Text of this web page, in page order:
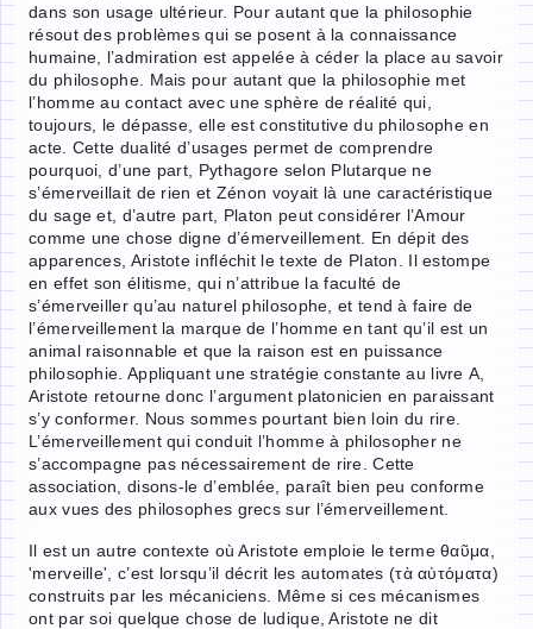
dans son usage ultérieur. Pour autant que la philosophie
résout des problèmes qui se posent à la connaissance
humaine, l’admiration est appelée à céder la place au savoir
du philosophe. Mais pour autant que la philosophie met
l’homme au contact avec une sphère de réalité qui,
toujours, le dépasse, elle est constitutive du philosophe en
acte. Cette dualité d’usages permet de comprendre
pourquoi, d’une part, Pythagore selon Plutarque ne
s’émerveillait de rien et Zénon voyait là une caractéristique
du sage et, d’autre part, Platon peut considérer l’Amour
comme une chose digne d’émerveillement. En dépit des
apparences, Aristote infléchit le texte de Platon. Il estompe
en effet son élitisme, qui n’attribue la faculté de
s’émerveiller qu’au naturel philosophe, et tend à faire de
l’émerveillement la marque de l’homme en tant qu’il est un
animal raisonnable et que la raison est en puissance
philosophie. Appliquant une stratégie constante au livre Α,
Aristote retourne donc l’argument platonicien en paraissant
s’y conformer. Nous sommes pourtant bien loin du rire.
L’émerveillement qui conduit l’homme à philosopher ne
s’accompagne pas nécessairement de rire. Cette
association, disons-le d’emblée, paraît bien peu conforme
aux vues des philosophes grecs sur l’émerveillement.
Il est un autre contexte où Aristote emploie le terme θαῦμα,
'merveille', c’est lorsqu’il décrit les automates (τὰ αὐτόματα)
construits par les mécaniciens. Même si ces mécanismes
ont par soi quelque chose de ludique, Aristote ne dit